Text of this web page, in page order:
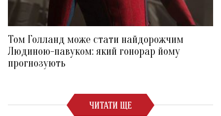
Том Голланд може стати найдорожчим
Людиною-павуком: який гонорар йому
прогнозують
ЧИТАТИ ЩЕ